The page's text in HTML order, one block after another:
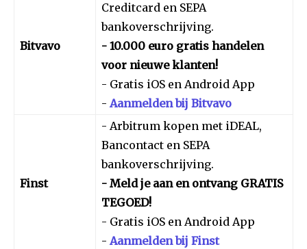
Bitvavo
Creditcard en SEPA
bankoverschrijving.
- 10.000 euro gratis handelen
voor nieuwe klanten!
- Gratis iOS en Android App
- Aanmelden bij Bitvavo
Finst
- Arbitrum kopen met iDEAL,
Bancontact en SEPA
bankoverschrijving.
- Meld je aan en ontvang GRATIS
TEGOED!
- Gratis iOS en Android App
- Aanmelden bij Finst